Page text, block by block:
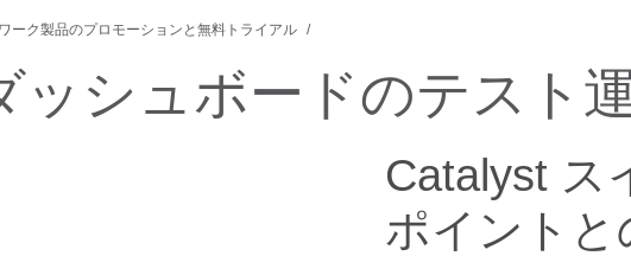
ーク製品のプロモーションと無料トライアル
ッシュボードのテスト
Catalyst ス
ポイントと